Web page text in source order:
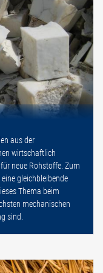
aus der
wirtschaftlich
neue Rohstoffe. Zum
gleichbleibende
Thema beim
mechanischen
sind.